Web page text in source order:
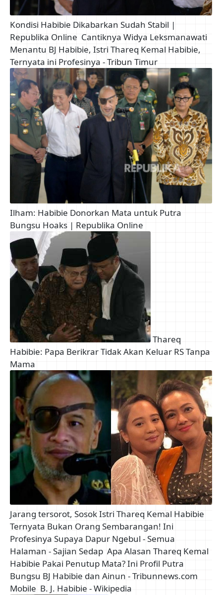
Kondisi Habibie Dikabarkan Sudah Stabil |
Republika Online Cantiknya Widya Leksmanawati
Menantu BJ Habibie, Istri Thareq Kemal Habibie,
Ternyata ini Profesinya - Tribun Timur
Ilham: Habibie Donorkan Mata untuk Putra
Bungsu Hoaks | Republika Online
Thareq
Habibie: Papa Berikrar Tidak Akan Keluar RS Tanpa
Mama
Jarang tersorot, Sosok Istri Thareq Kemal Habibie
Ternyata Bukan Orang Sembarangan! Ini
Profesinya Supaya Dapur Ngebul - Semua
Halaman - Sajian Sedap Apa Alasan Thareq Kemal
Habibie Pakai Penutup Mata? Ini Profil Putra
Bungsu BJ Habibie dan Ainun - Tribunnews.com
Mobile B. J. Habibie - Wikipedia